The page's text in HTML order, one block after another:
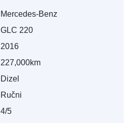
Mercedes-Benz
GLC 220
2016
227,000km
Dizel
Ručni
4/5